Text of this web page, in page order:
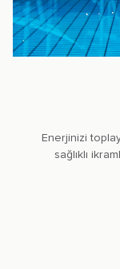
Enerjinizi
sağlıklı